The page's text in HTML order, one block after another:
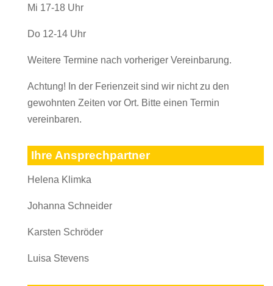
Mi 17-18 Uhr
Do 12-14 Uhr
Weitere Termine nach vorheriger Vereinbarung.
Achtung! In der Ferienzeit sind wir nicht zu den
gewohnten Zeiten vor Ort. Bitte einen Termin
vereinbaren.
Ihre Ansprechpartner
Helena Klimka
Johanna Schneider
Karsten Schröder
Luisa Stevens